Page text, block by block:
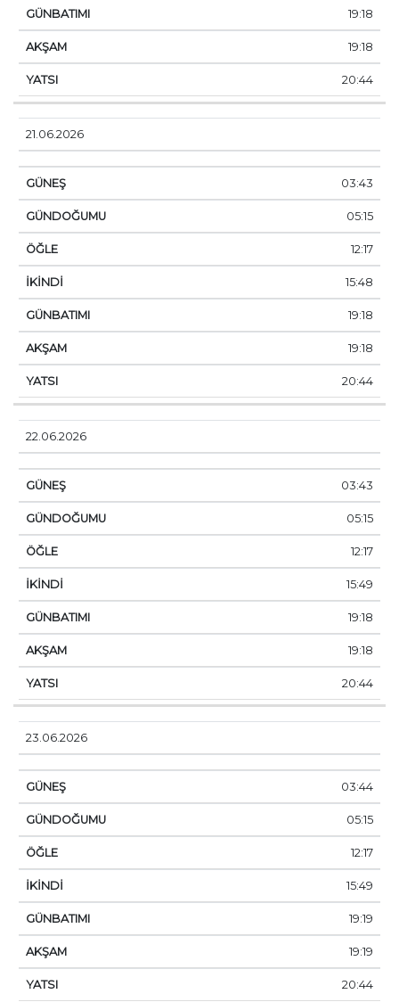
19:18
19:18
20:44
21.06.2026
03:43
05:15
12:17
15:48
19:18
19:18
20:44
22.06.2026
03:43
05:15
12:17
15:49
19:18
19:18
20:44
23.06.2026
03:44
05:15
12:17
15:49
19:19
19:19
20:44